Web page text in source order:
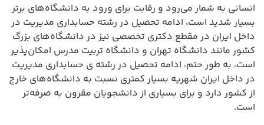
انسانی به شمار می‌رود و رقابت برای ورود به دانشگاه‌های برتر
بسیار شدید است، ادامه تحصیل در رشته حسابداری مدیریت در
داخل ایران در مقطع دکتری تخصصی نیز در دانشگاه‌های بزرگ
کشور مانند دانشگاه تهران و دانشگاه تربیت مدرس امکان‌پذیر
است، به طور حتم، ادامه تحصیل در رشته ی حسابداری مدیریت
در داخل ایران شهریه بسیار کمتری نسبت به دانشگاه‌های خارج
از کشور دارد و برای بسیاری از دانشجویان مقرون به صرفه‌تر
است.